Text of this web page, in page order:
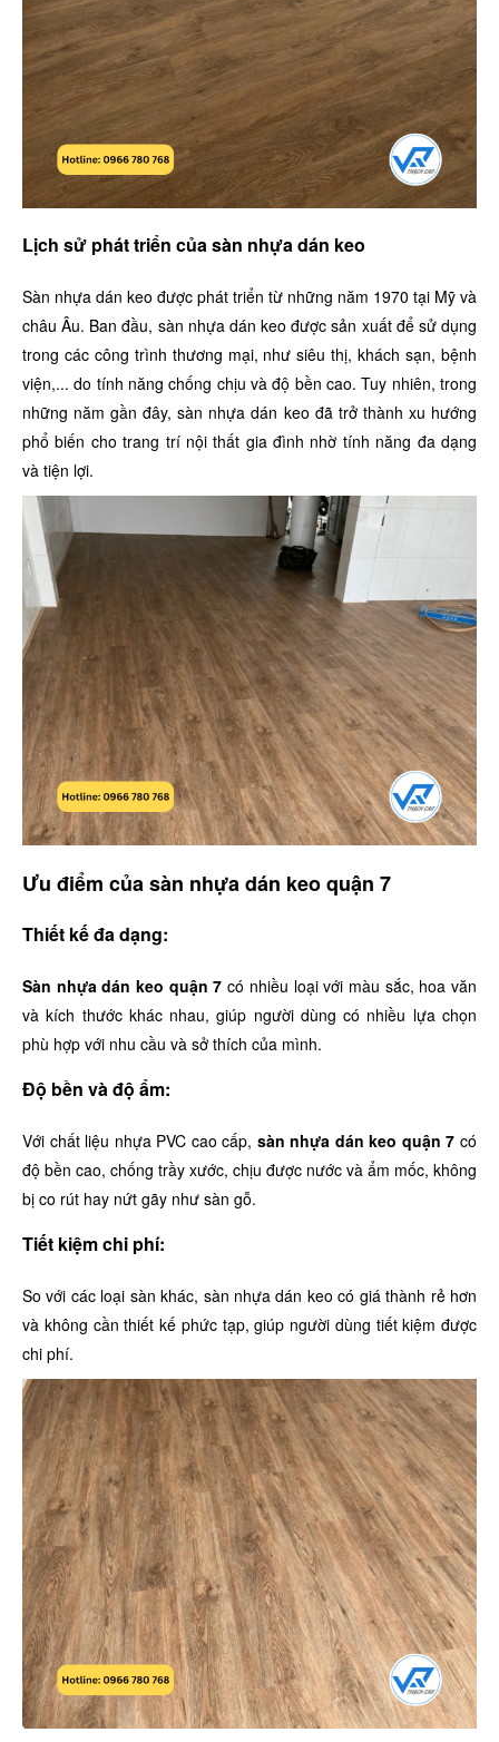
Lịch sử phát triển của sàn nhựa dán keo
Sàn nhựa dán keo được phát triển từ những năm 1970 tại Mỹ và
châu Âu. Ban đầu, sàn nhựa dán keo được sản xuất để sử dụng
trong các công trình thương mại, như siêu thị, khách sạn, bệnh
viện,... do tính năng chống chịu và độ bền cao. Tuy nhiên, trong
những năm gần đây, sàn nhựa dán keo đã trở thành xu hướng
phổ biến cho trang trí nội thất gia đình nhờ tính năng đa dạng
và tiện lợi.
Ưu điểm của sàn nhựa dán keo quận 7
Thiết kế đa dạng:
Sàn nhựa dán keo quận 7 có nhiều loại với màu sắc, hoa văn
và kích thước khác nhau, giúp người dùng có nhiều lựa chọn
phù hợp với nhu cầu và sở thích của mình.
Độ bền và độ ẩm:
Với chất liệu nhựa PVC cao cấp, sàn nhựa dán keo quận 7 có
độ bền cao, chống trầy xước, chịu được nước và ẩm mốc, không
bị co rút hay nứt gãy như sàn gỗ.
Tiết kiệm chi phí:
So với các loại sàn khác, sàn nhựa dán keo có giá thành rẻ hơn
và không cần thiết kế phức tạp, giúp người dùng tiết kiệm được
chi phí.